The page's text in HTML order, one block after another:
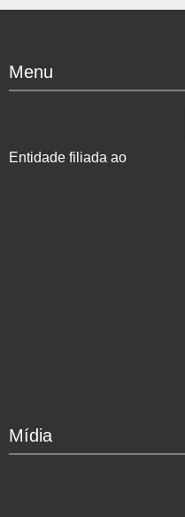
Menu
Entidade filiada ao
Mídia